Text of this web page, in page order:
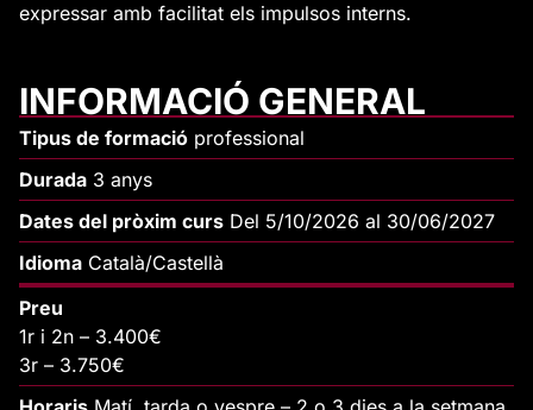
expressar amb facilitat els impulsos interns.
INFORMACIÓ GENERAL
Tipus de formació professional
Durada 3 anys
Dates del pròxim curs Del 5/10/2026 al 30/06/2027
Idioma Català/Castellà
Preu
1r i 2n – 3.400€
3r – 3.750€